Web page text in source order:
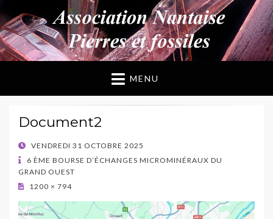
ANPF
Association Nantaise Pierres et Fossiles
MENU
Document2
POSTED
ON
VENDREDI 31 OCTOBRE 2025
6 ÈME BOURSE D’ÉCHANGES MICROMINÉRAUX DU
GRAND OUEST
1200 × 794